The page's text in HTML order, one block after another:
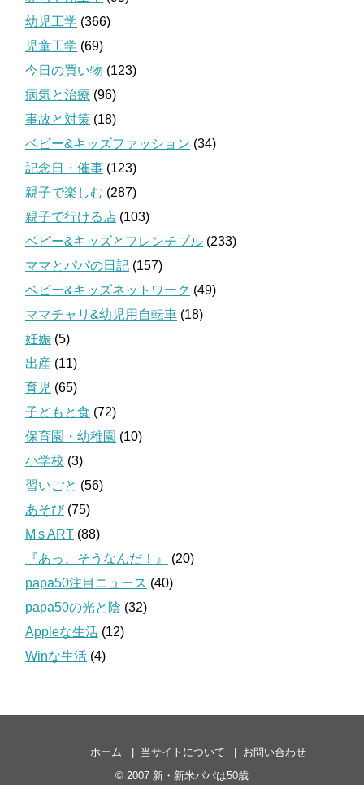
幼児工学 (366)
児童工学 (69)
今日の買い物 (123)
病気と治療 (96)
事故と対策 (18)
ベビー&キッズファッション (34)
記念日・催事 (123)
親子で楽しむ (287)
親子で行ける店 (103)
ベビー&キッズとフレンチブル (233)
ママとパパの日記 (157)
ベビー&キッズネットワーク (49)
ママチャリ&幼児用自転車 (18)
妊娠 (5)
出産 (11)
育児 (65)
子どもと食 (72)
保育園・幼稚園 (10)
小学校 (3)
習いごと (56)
あそび(75)
M's ART (88)
『あっ、そうなんだ！』
(20)
papa50注目ニュース (40)
papa50の光と陰 (32)
Appleな生活 (12)
Winな生活 (4)
ホーム 当サイトについて
お問い合わせ
© 2007 新・新米パパは50歳